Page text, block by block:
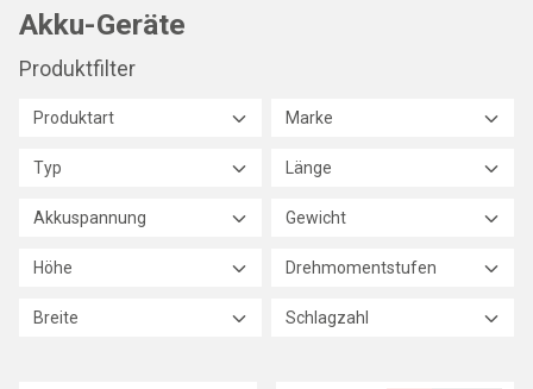
Akku-Geräte
Produktfilter
Produktart Marke
Typ Länge
Akkuspannung Gewicht
Höhe Drehmomentstufen
Breite Schlagzahl